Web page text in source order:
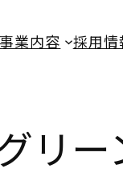
事業内容 採用情
リー